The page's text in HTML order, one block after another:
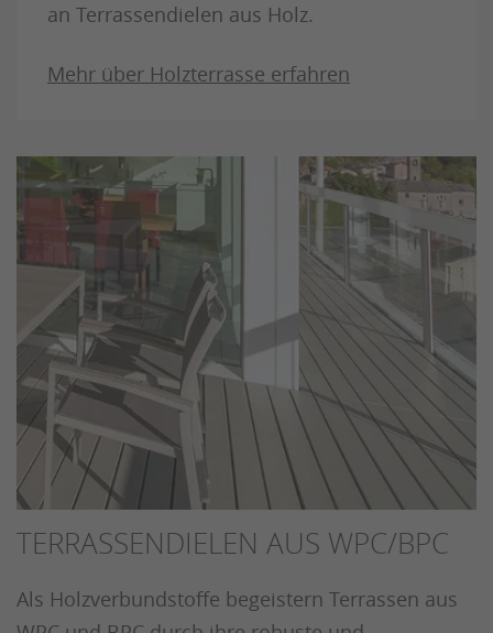
an Terrassendielen aus Holz.
Mehr über Holzterrasse erfahren
TERRASSENDIELEN AUS WPC/BPC
Als Holzverbundstoffe begeistern Terrassen aus